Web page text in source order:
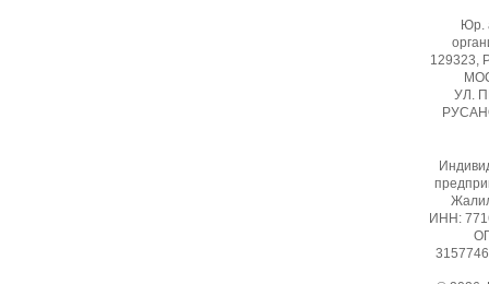
Юр.
129323,
УЛ.
ИНН: